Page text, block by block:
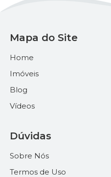
Mapa do Site
Home
Imóveis
Blog
Vídeos
Dúvidas
Sobre Nós
Termos de Uso